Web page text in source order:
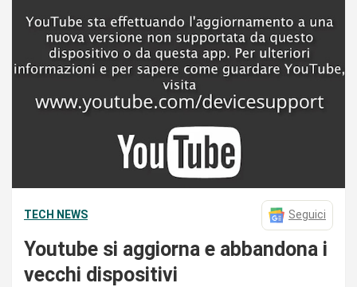
TECH NEWS Seguici
Youtube si aggiorna e abbandona i
vecchi dispositivi